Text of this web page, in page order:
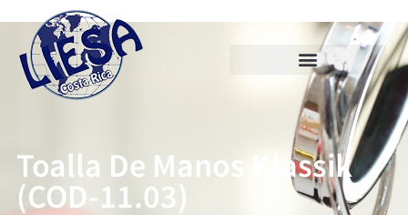
Toalla De Manos Klassik
(COD-11.03)